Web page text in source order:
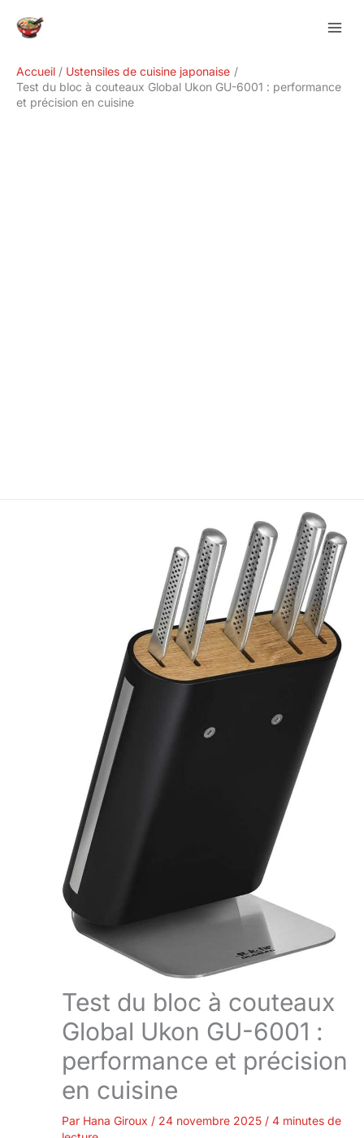
Accueil
Ustensiles de cuisine japonaise
Test du bloc à couteaux Global Ukon GU-6001 : performance
et précision en cuisine
Test du bloc à couteaux
Global Ukon GU-6001 :
performance et précision
en cuisine
Par Hana Giroux / 24 novembre 2025 / 4 minutes de